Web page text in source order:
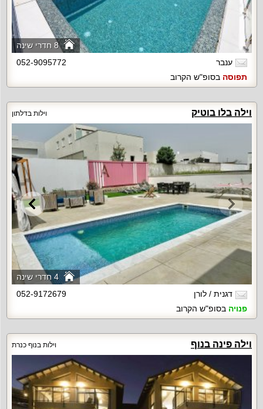
8 חדרי שינה
ענבר
052-9095772
תפוסה בסופ"ש הקרוב
וילה בלו בוטיק וילות בדלתון
4 חדרי שינה
דגנית / לורן
052-9172679
פנויה בסופ"ש הקרוב
וילה פינה בנוף וילות בנוף כנרת